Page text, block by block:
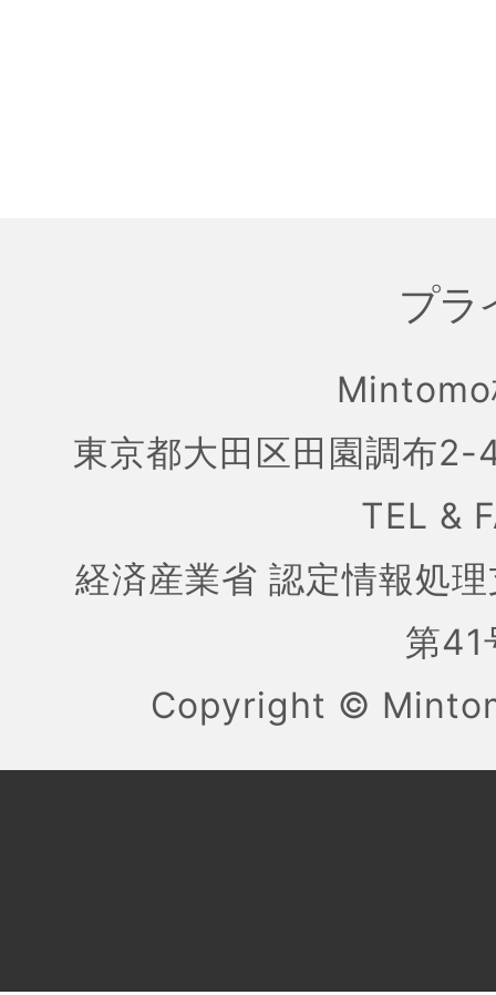
プラ
東京都大田区田園調布
TEL &
経済産業省 認定情報処
第
Copyright ©